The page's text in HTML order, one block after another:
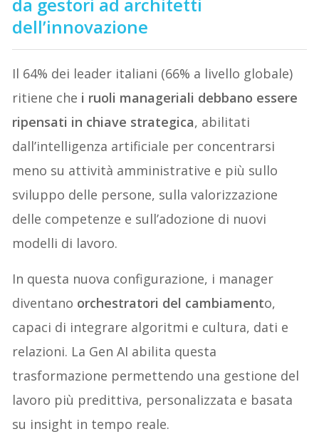
dell’innovazione
Il 64% dei leader italiani (66% a livello globale)
ritiene che i ruoli manageriali debbano essere
ripensati in chiave strategica, abilitati
dall’intelligenza artificiale per concentrarsi
meno su attività amministrative e più sullo
sviluppo delle persone, sulla valorizzazione
delle competenze e sull’adozione di nuovi
modelli di lavoro.
In questa nuova configurazione, i manager
diventano orchestratori del cambiamento,
capaci di integrare algoritmi e cultura, dati e
relazioni. La Gen AI abilita questa
trasformazione permettendo una gestione del
lavoro più predittiva, personalizzata e basata
su insight in tempo reale.